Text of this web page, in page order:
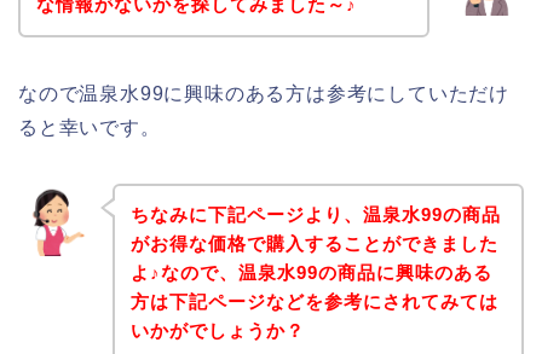
なので温泉水99に興味のある方は参考にしていただけ
ると幸いです。
ちなみに下記ページより、温泉水99の商品
がお得な価格で購入することができました
よ♪なので、温泉水99の商品に興味のある
方は下記ページなどを参考にされてみては
いかがでしょうか？